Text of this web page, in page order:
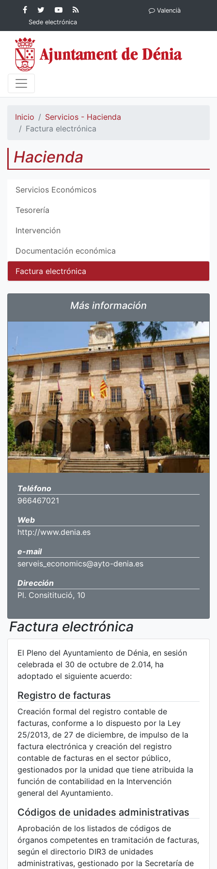
Contenido principalFacebook
Ayuntamiento de
Dénia
Ayuntamiento
de Dénia
YouTube
Ayuntamiento
de Dénia
Ayuntamiento
Sede electrónica
Valencià
Inicio
Servicios - Hacienda
Factura electrónica
Hacienda
Servicios Económicos
Tesorería
Intervención
Documentación económica
Factura electrónica
Más información
Teléfono
966467021
Web
http://www.denia.es
e-mail
serveis_economics@ayto-denia.es
Dirección
Pl. Consititució, 10
Factura electrónica
El Pleno del Ayuntamiento de Dénia, en sesión
celebrada el 30 de octubre de 2.014, ha
adoptado el siguiente acuerdo:
Registro de facturas
Creación formal del registro contable de
facturas, conforme a lo dispuesto por la Ley
25/2013, de 27 de diciembre, de impulso de la
factura electrónica y creación del registro
contable de facturas en el sector público,
gestionados por la unidad que tiene atribuida la
función de contabilidad en la Intervención
general del Ayuntamiento.
Códigos de unidades administrativas
Aprobación de los listados de códigos de
órganos competentes en tramitación de facturas,
según el directorio DIR3 de unidades
administrativas, gestionado por la Secretaría de